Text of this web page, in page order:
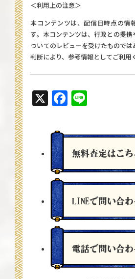
＜利用上の注意＞
本コンテンツは、配信日時点の情
す。本コンテンツは、行政との提
ついてのレビューを受けたもので
判断により、参考情報としてご利用
X Facebook
無料査定はこち
LINEで問い合
電話で問い合わ